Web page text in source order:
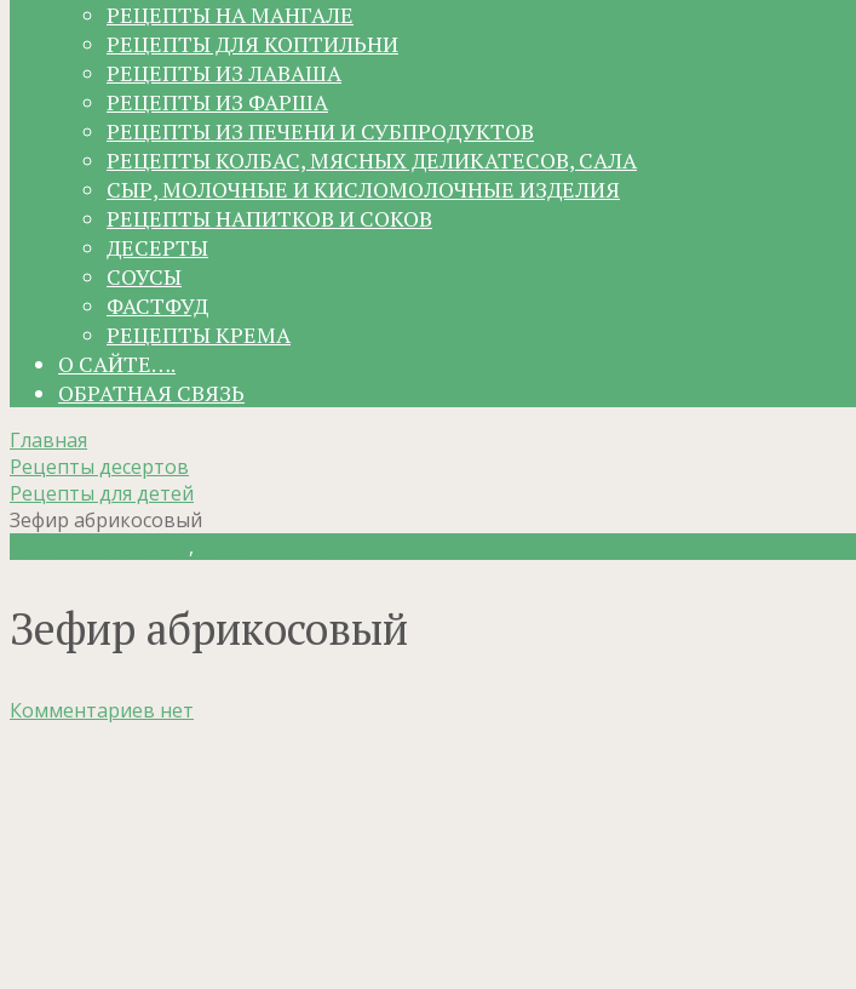
РЕЦЕПТЫ НА МАНГАЛЕ
РЕЦЕПТЫ ДЛЯ КОПТИЛЬНИ
РЕЦЕПТЫ ИЗ ЛАВАША
РЕЦЕПТЫ ИЗ ФАРША
РЕЦЕПТЫ ИЗ ПЕЧЕНИ И СУБПРОДУКТОВ
РЕЦЕПТЫ КОЛБАС, МЯСНЫХ ДЕЛИКАТЕСОВ, САЛА
СЫР, МОЛОЧНЫЕ И КИСЛОМОЛОЧНЫЕ ИЗДЕЛИЯ
РЕЦЕПТЫ НАПИТКОВ И СОКОВ
ДЕСЕРТЫ
СОУСЫ
ФАСТФУД
РЕЦЕПТЫ КРЕМА
О САЙТЕ….
ОБРАТНАЯ СВЯЗЬ
Главная
Рецепты десертов
Рецепты для детей
Зефир абрикосовый
,
Зефир абрикосовый
Комментариев нет